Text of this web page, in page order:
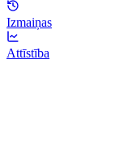
Izmaiņas
Attīstība